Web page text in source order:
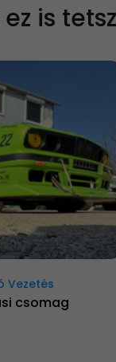
is
Vezetés
csomag